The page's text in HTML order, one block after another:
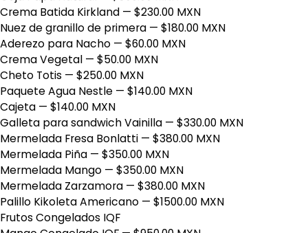
Crema Batida Kirkland — $230.00 MXN
Nuez de granillo de primera — $180.00 MXN
Aderezo para Nacho — $60.00 MXN
Crema Vegetal — $50.00 MXN
Cheto Totis — $250.00 MXN
Paquete Agua Nestle — $140.00 MXN
Cajeta — $140.00 MXN
Galleta para sandwich Vainilla — $330.00 MXN
Mermelada Fresa Bonlatti — $380.00 MXN
Mermelada Piña — $350.00 MXN
Mermelada Mango — $350.00 MXN
Mermelada Zarzamora — $380.00 MXN
Palillo Kikoleta Americano — $1500.00 MXN
Frutos Congelados IQF